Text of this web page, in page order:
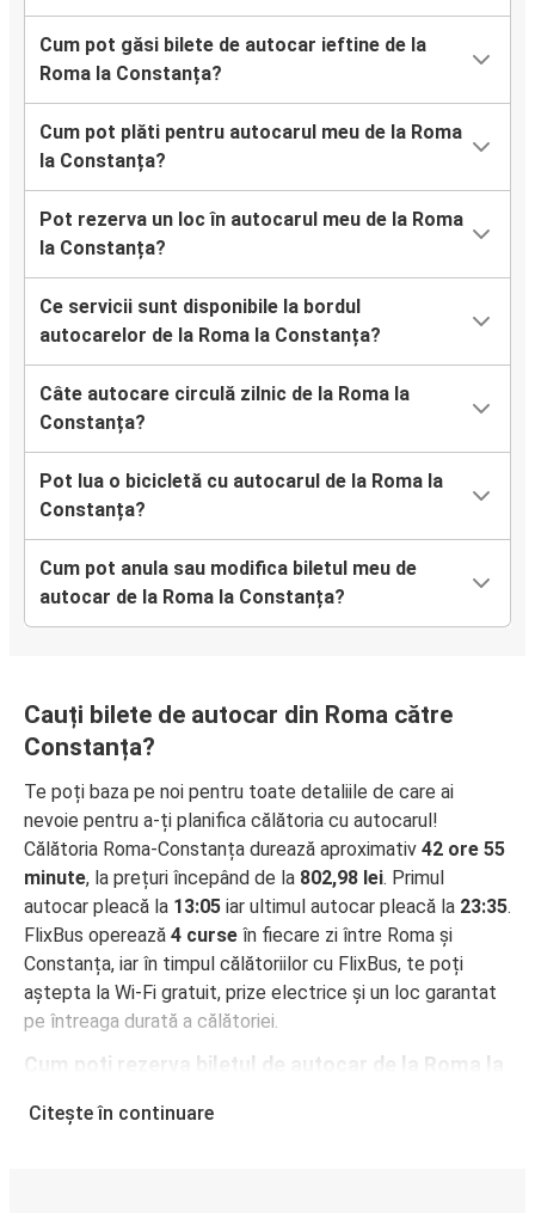
Cum pot găsi bilete de autocar ieftine de la
Roma la Constanța?
Cum pot plăti pentru autocarul meu de la Roma
la Constanța?
Pot rezerva un loc în autocarul meu de la Roma
la Constanța?
Ce servicii sunt disponibile la bordul
autocarelor de la Roma la Constanța?
Câte autocare circulă zilnic de la Roma la
Constanța?
Pot lua o bicicletă cu autocarul de la Roma la
Constanța?
Cum pot anula sau modifica biletul meu de
autocar de la Roma la Constanța?
Cauți bilete de autocar din Roma către
Constanța?
Te poți baza pe noi pentru toate detaliile de care ai
nevoie pentru a-ți planifica călătoria cu autocarul!
Călătoria Roma-Constanța durează aproximativ 42 ore 55
minute, la prețuri începând de la 802,98 lei. Primul
autocar pleacă la 13:05 iar ultimul autocar pleacă la 23:35.
FlixBus operează 4 curse în fiecare zi între Roma și
Constanța, iar în timpul călătoriilor cu FlixBus, te poți
aștepta la Wi-Fi gratuit, prize electrice și un loc garantat
pe întreaga durată a călătoriei.
Cum poți rezerva biletul de autocar de la Roma la
Citește în continuare